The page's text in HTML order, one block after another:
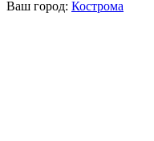
Ваш город: Кострома